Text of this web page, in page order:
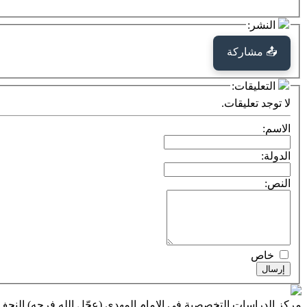
النشر:
📤 مشاركة
التعليقات:
لا توجد تعليقات.
الاسم:
الدولة:
النص:
خاص
إرسال
مركز الدراسات التخصصية في الإمام المهدي (عجّل الله فرجه)